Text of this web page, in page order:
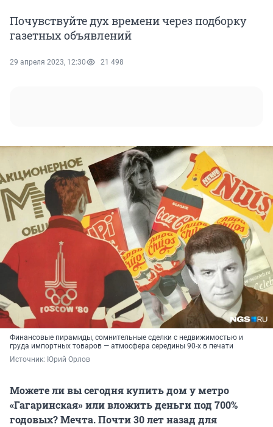
Почувствуйте дух времени через подборку
газетных объявлений
29 апреля 2023, 12:30 21 498
Финансовые пирамиды, сомнительные сделки с недвижимостью и
груда импортных товаров — атмосфера середины 90-х в печати
Источник: Юрий Орлов
Можете ли вы сегодня купить дом у метро
«Гагаринская» или вложить деньги под 700%
годовых? Мечта. Почти 30 лет назад для